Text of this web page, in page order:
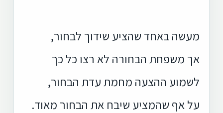
מעשה באחד שהציע שידוך לבחור,
אך משפחת הבחורה לא רצו כל כך
לשמוע ההצעה מחמת עדת הבחור,
על אף שהמציע שיבח את הבחור מאוד.